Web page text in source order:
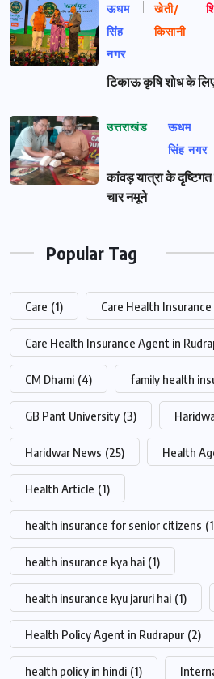
ऊधम
सिंह
नगर
खेती/
किसानी
टिकाऊ कृषि शोध के लिए
उत्तराखंड
ऊधम
सिंह नगर
कांवड़ यात्रा के दृष्टिगत
चार नमूने
Popular Tag
Care (1) Care Health
Care Health Insurance Agent in
CM Dhami (4) family health
GB Pant University (3)
Haridwar News (25) Health
Health Article (1)
health insurance for senior citizens
health insurance kya hai (1)
health insurance kyu jaruri hai (1)
Health Policy Agent in Rudrapur (2)
health policy in hindi (1)